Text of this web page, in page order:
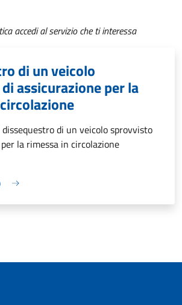
accedi al servizio che ti interessa
di un veicolo
assicurazione per la
di un veicolo sprovvisto
la rimessa in circolazione